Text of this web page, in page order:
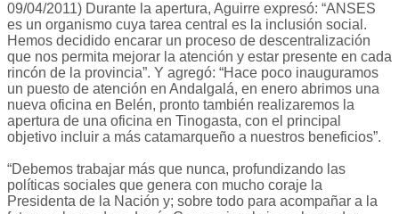
09/04/2011) Durante la apertura, Aguirre expresó: “ANSES
es un organismo cuya tarea central es la inclusión social.
Hemos decidido encarar un proceso de descentralización
que nos permita mejorar la atención y estar presente en cada
rincón de la provincia”. Y agregó: “Hace poco inauguramos
un puesto de atención en Andalgalá, en enero abrimos una
nueva oficina en Belén, pronto también realizaremos la
apertura de una oficina en Tinogasta, con el principal
objetivo incluir a más catamarqueño a nuestros beneficios”.
“Debemos trabajar más que nunca, profundizando las
políticas sociales que genera con mucho coraje la
Presidenta de la Nación y; sobre todo para acompañar a la